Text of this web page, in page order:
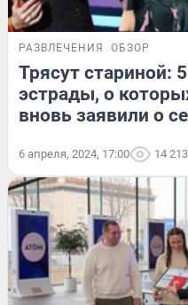
РАЗВЛЕЧЕНИЯ ОБЗОР
Трясут стариной:
эстрады, о
вновь заявили о
6 апреля, 2024, 17:00 14 213